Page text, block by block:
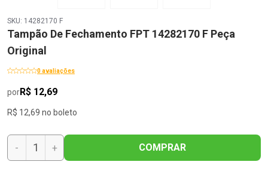
SKU: 14282170 F
Tampão De Fechamento FPT 14282170 F Peça
Original
0 avaliações
porR$ 12,69
R$ 12,69 no boleto
- + COMPRAR